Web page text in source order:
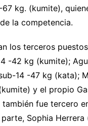
67 kg. (kumite),
la competencia.
los terceros
-42 kg (kumite);
14 -47 kg (kata);
y el propio
también fue tercero
Sophia Herrera